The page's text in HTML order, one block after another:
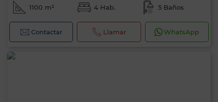
1100 m² 4 Hab. 5 Baños
Contactar Llamar WhatsApp